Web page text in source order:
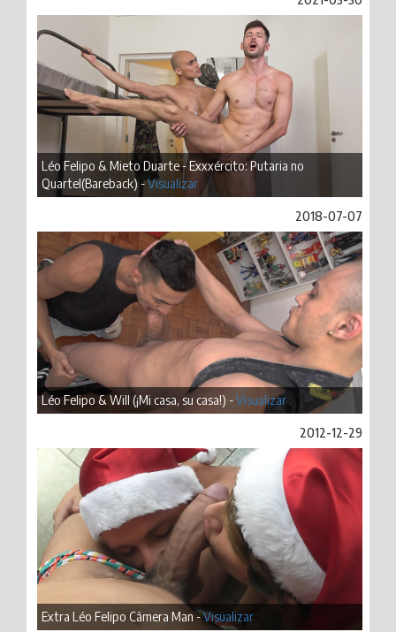
Léo Felipo & Mieto Duarte - Exxxército: Putaria no
Quartel(Bareback) -Visualizar
2018-07-07
Léo Felipo & Will (¡Mi casa, su casa!) -Visualizar
2012-12-29
Extra Léo Felipo Câmera Man -Visualizar